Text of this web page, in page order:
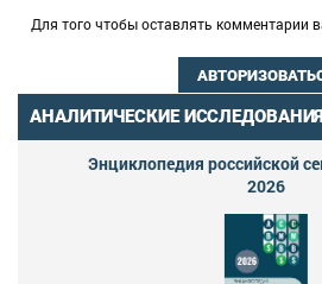
Для того чтобы оставлять комментарии
АНАЛИТИЧЕСКИЕ ИССЛЕДОВАНИЯ
Энциклопедия российской
2026